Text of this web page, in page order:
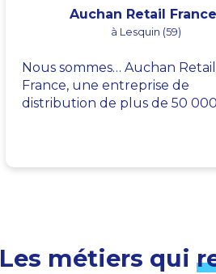
Auchan Retail France
à Lesquin (59)
Nous sommes… Auchan Retail
France, une entreprise de
distribution de plus de 50
Les métiers qui